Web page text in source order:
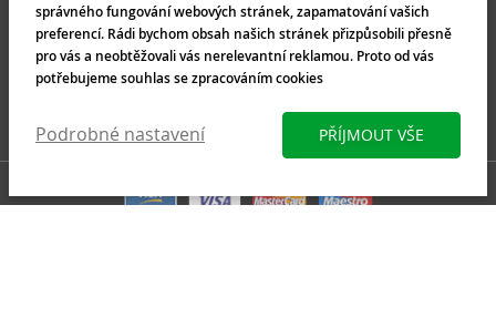
správného fungování webových stránek, zapamatování vašich
preferencí. Rádi bychom obsah našich stránek přizpůsobili přesně
pro vás a neobtěžovali vás nerelevantní reklamou. Proto od vás
potřebujeme souhlas se zpracováním cookies
Podrobné nastavení PŘÍJMOUT VŠE